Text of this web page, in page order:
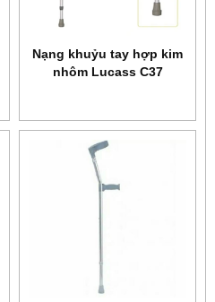
Nạng khuỷu tay hợp kim
nhôm Lucass C37